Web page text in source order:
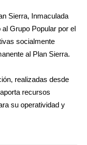
Sierra, Inmaculada
Grupo Popular por el
socialmente
al Plan Sierra.
realizadas desde
recursos
su operatividad y